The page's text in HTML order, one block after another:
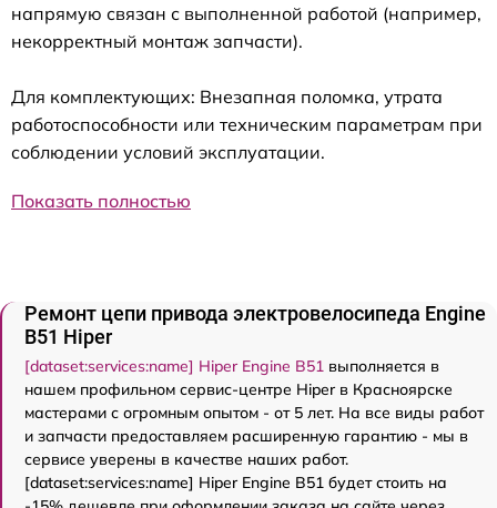
напрямую связан с выполненной работой (например,
некорректный монтаж запчасти).
Для комплектующих: Внезапная поломка, утрата
работоспособности или техническим параметрам при
соблюдении условий эксплуатации.
Показать полностью
Ремонт цепи привода электровелосипеда Engine
B51 Hiper
[dataset:services:name] Hiper Engine B51 выполняется в
нашем профильном сервис-центре Hiper в Красноярске
мастерами с огромным опытом - от 5 лет. На все виды работ
и запчасти предоставляем расширенную гарантию - мы в
сервисе уверены в качестве наших работ.
[dataset:services:name] Hiper Engine B51 будет стоить на